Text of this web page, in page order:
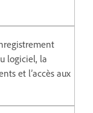
logiciel, la
et l’accès aux